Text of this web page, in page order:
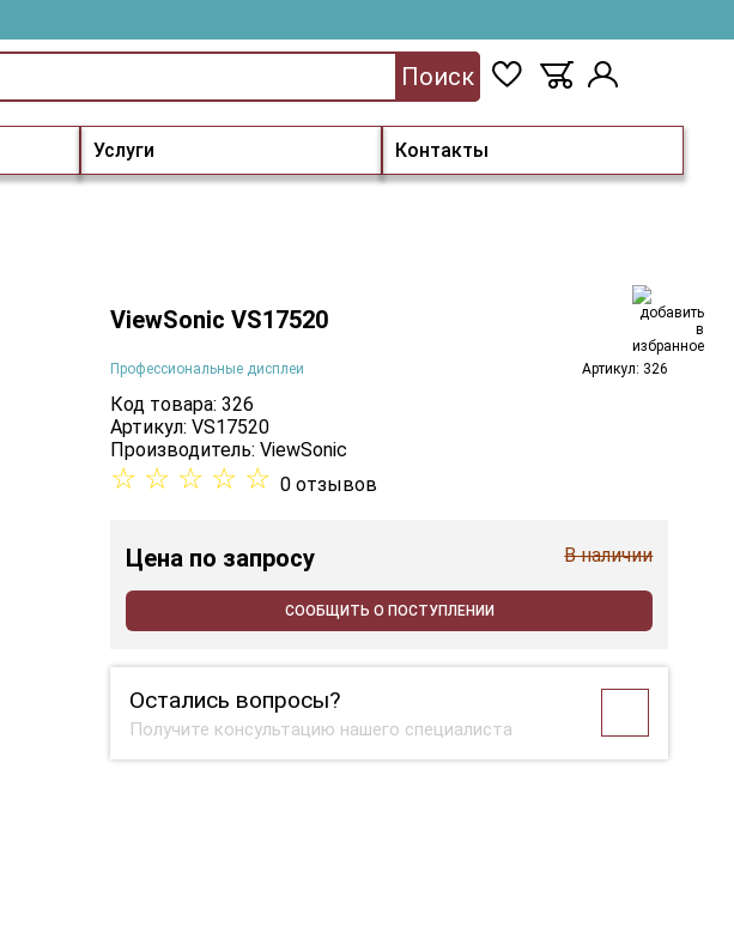
Услуги Контакты
Поиск
ViewSonic VS17520
Профессиональные дисплеи Артикул: 326
Код товара: 326
Артикул: VS17520
Производитель:ViewSonic
☆ ☆ ☆ ☆ ☆ 0 отзывов
Цена по запросу В наличии
СООБЩИТЬ О ПОСТУПЛЕНИИ
Остались вопросы?
Получите консультацию нашего специалиста